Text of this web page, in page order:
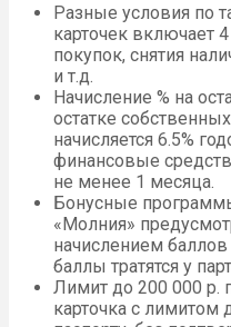
Разные условия по
карточек включает
покупок, снятия
и т.д.
Начисление % на
остатке
начисляется 6.5%
финансовые
не менее 1 месяца.
Бонусные
«Молния»
начислением
баллы тратятся у
Лимит до 200 000 р.
карточка с лимитом